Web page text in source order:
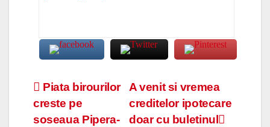
Navigare
în
A venit si vremea
creditelor ipotecare
doar cu buletinul
Piata birourilor
creste pe
soseaua Pipera-